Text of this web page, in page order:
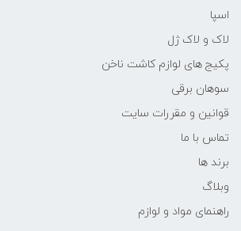
اسپا
لاک و لاک ژل
پکیج های لوازم کاشت ناخن
سوهان برقی
قوانین و مقررات سایت
تماس با ما
برند ها
وبلاگ
راهنمای مواد و لوازم